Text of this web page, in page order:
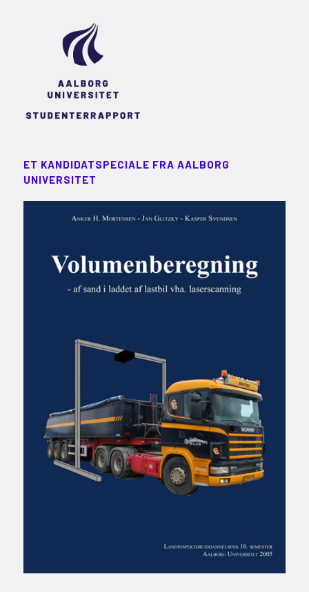
ET KANDIDATSPECIALE FRA AALBORG
UNIVERSITET